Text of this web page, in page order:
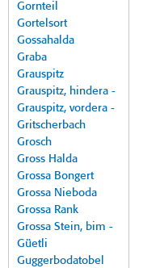
Gornteil
Gortelsort
Gossahalda
Graba
Grauspitz
Grauspitz, hindera -
Grauspitz, vordera -
Gritscherbach
Grosch
Gross Halda
Grossa Bongert
Grossa Nieboda
Grossa Rank
Grossa Stein, bim -
Güetli
Guggerbodatobel